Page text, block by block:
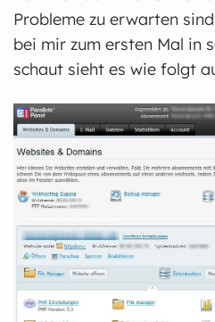
Probleme zu erwarten
bei mir zum ersten Mal in
schaut sieht es wie folgt